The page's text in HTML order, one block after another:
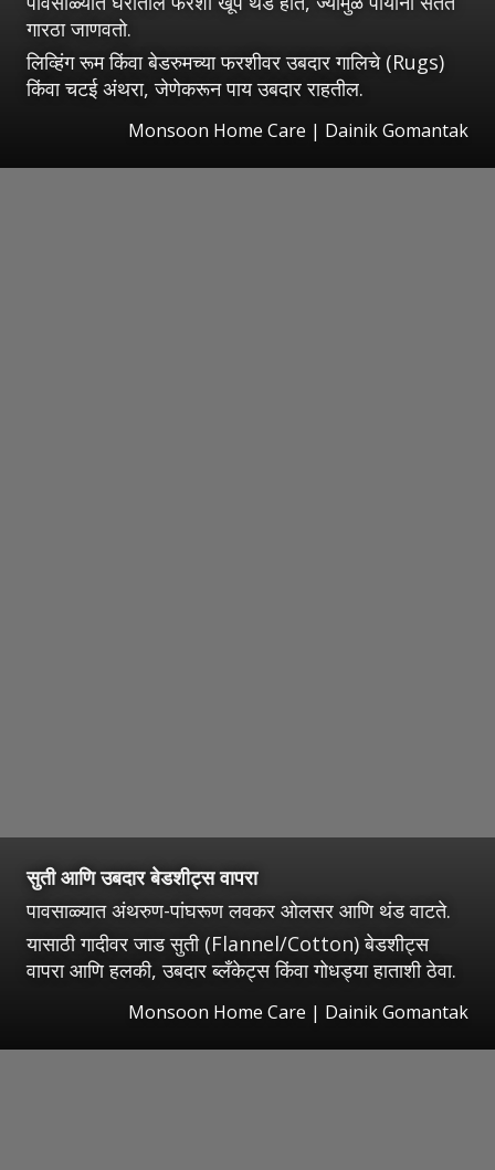
गारठा जाणवतो.
लिव्हिंग रूम किंवा बेडरुमच्या फरशीवर उबदार गालिचे (Rugs)
किंवा चटई अंथरा, जेणेकरून पाय उबदार राहतील.
Monsoon Home Care | Dainik Gomantak
सुती आणि उबदार बेडशीट्स वापरा
पावसाळ्यात अंथरुण-पांघरूण लवकर ओलसर आणि थंड वाटते.
यासाठी गादीवर जाड सुती (Flannel/Cotton) बेडशीट्स
वापरा आणि हलकी, उबदार ब्लँकेट्स किंवा गोधड्या हाताशी ठेवा.
Monsoon Home Care | Dainik Gomantak